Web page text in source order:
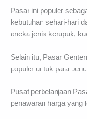
Pasar ini populer
kebutuhan sehari-hari
aneka jenis kerupuk,
Selain itu, Pasar
populer untuk para
Pusat perbelanjaan
penawaran harga yang